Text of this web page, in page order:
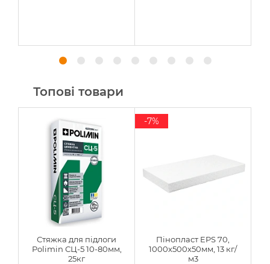
Топові товари
Стяжка для підлоги
Polimin СЦ-5 10-80мм,
25кг
Пінопласт EPS 70,
1000х500х50мм, 13 кг/
м3
-7%